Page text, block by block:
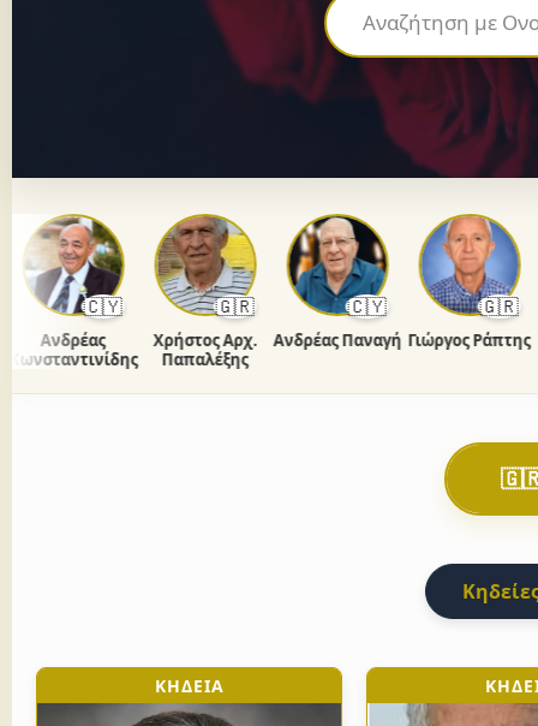
🇨🇾
Ανδρέας
🇬🇷
Χρήστος Αρχ.
Παπαλέξης
🇨🇾
Ανδρέας Παναγή
🇬🇷
Γιώργος Ράπτης
🇬🇷
ΚΗΔΕΙΑ